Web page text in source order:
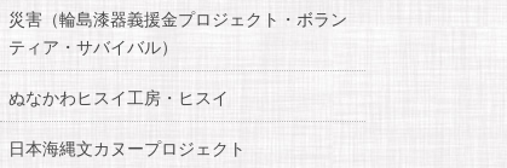
災害（輪島漆器義援金プロジェクト・ボラン
ティア・サバイバル）
ぬなかわヒスイ工房・ヒスイ
日本海縄文カヌープロジェクト